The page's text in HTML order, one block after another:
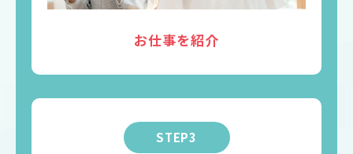
お仕事を紹介
STEP3